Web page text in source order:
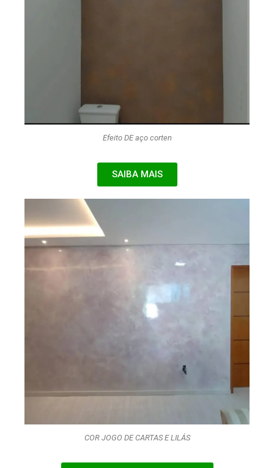
Efeito DE aço corten
SAIBA MAIS
COR JOGO DE CARTAS E LILÁS